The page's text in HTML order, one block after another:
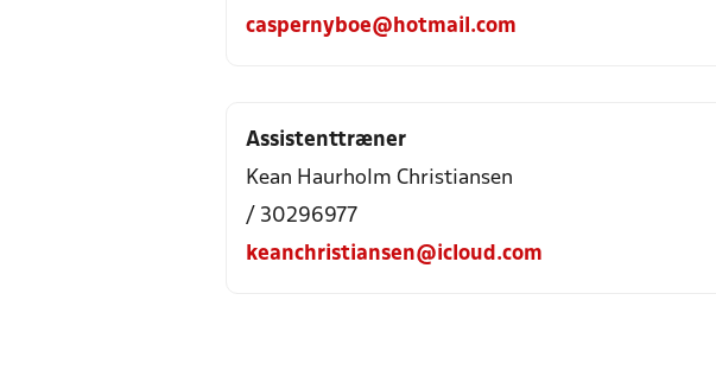
caspernyboe@hotmail.com
Assistenttræner
Kean Haurholm Christiansen
/ 30296977
keanchristiansen@icloud.com